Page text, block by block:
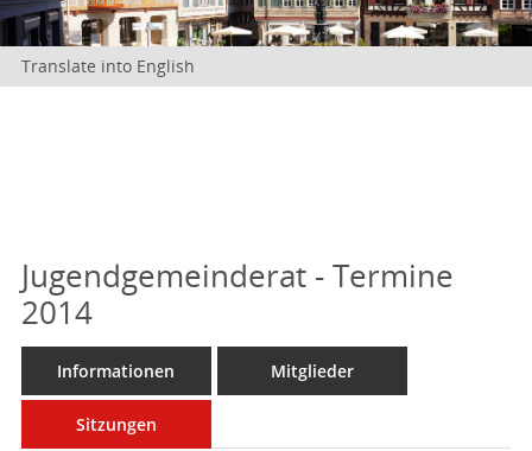
Translate into English
Jugendgemeinderat - Termine
2014
Informationen Mitglieder
Sitzungen